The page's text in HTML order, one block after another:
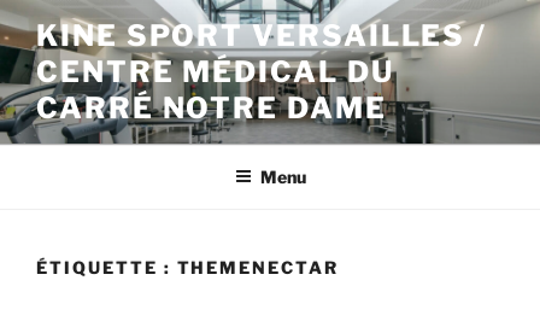
Aller
au
contenu
principal
KINE SPORT VERSAILLES /
CENTRE MÉDICAL DU
CARRÉ NOTRE DAME
Menu
ÉTIQUETTE : THEMENECTAR